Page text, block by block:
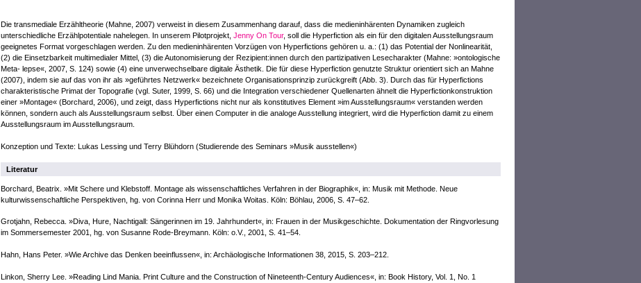
Die transmediale Erzähltheorie (Mahne, 2007) verweist in diesem Zusammenhang darauf, dass die medieninhärenten Dynamiken zugleich
unterschiedliche Erzählpotentiale nahelegen. In unserem Pilotprojekt, Jenny On Tour, soll die Hyperfiction als ein für den digitalen Ausstellungsraum
geeignetes Format vorgeschlagen werden. Zu den medieninhärenten Vorzügen von Hyperfictions gehören u. a.: (1) das Potential der Nonlinearität,
(2) die Einsetzbarkeit multimedialer Mittel, (3) die Autonomisierung der Rezipient:innen durch den partizipativen Lesecharakter (Mahne: »ontologische
Meta- lepse«, 2007, S. 124) sowie (4) eine unverwechselbare digitale Ästhetik. Die für diese Hyperfiction genutzte Struktur orientiert sich an Mahne
(2007), indem sie auf das von ihr als »geführtes Netzwerk« bezeichnete Organisationsprinzip zurückgreift (Abb. 3). Durch das für Hyperfictions
charakteristische Primat der Topografie (vgl. Suter, 1999, S. 66) und die Integration verschiedener Quellenarten ähnelt die Hyperfictionkonstruktion
einer »Montage« (Borchard, 2006), und zeigt, dass Hyperfictions nicht nur als konstitutives Element »im Ausstellungsraum« verstanden werden
können, sondern auch als Ausstellungsraum selbst. Über einen Computer in die analoge Ausstellung integriert, wird die Hyperfiction damit zu einem
Ausstellungsraum im Ausstellungsraum.
Konzeption und Texte: Lukas Lessing und Terry Blühdorn (Studierende des Seminars »Musik ausstellen«)
Literatur
Borchard, Beatrix. »Mit Schere und Klebstoff. Montage als wissenschaftliches Verfahren in der Biographik«, in: Musik mit Methode. Neue
kulturwissenschaftliche Perspektiven, hg. von Corinna Herr und Monika Woitas. Köln: Böhlau, 2006, S. 47–62.
Grotjahn, Rebecca. »Diva, Hure, Nachtigall: Sängerinnen im 19. Jahrhundert«, in: Frauen in der Musikgeschichte. Dokumentation der Ringvorlesung
im Sommersemester 2001, hg. von Susanne Rode-Breymann. Köln: o.V., 2001, S. 41–54.
Hahn, Hans Peter. »Wie Archive das Denken beeinflussen«, in: Archäologische Informationen 38, 2015, S. 203–212.
Linkon, Sherry Lee. »Reading Lind Mania. Print Culture and the Construction of Nineteenth-Century Audiences«, in: Book History, Vol. 1, No. 1